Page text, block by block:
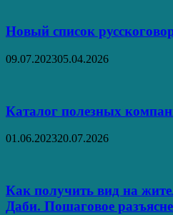
Новый список
09.07.202305.04.2026
Каталог полезных
01.06.202320.07.2026
Как получить вид на
Даби. Пошаговое